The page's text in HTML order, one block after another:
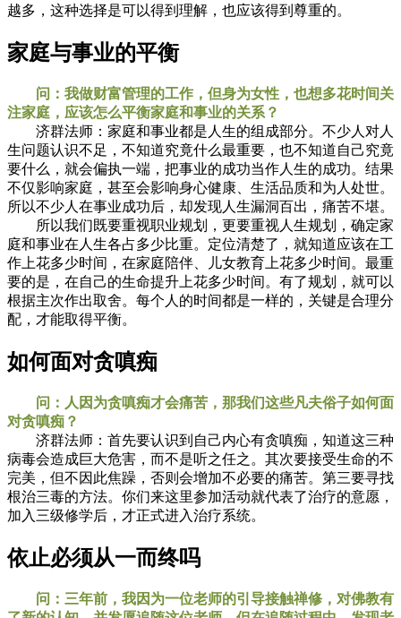
越多，这种选择是可以得到理解，也应该得到尊重的。
家庭与事业的平衡
问：我做财富管理的工作，但身为女性，也想多花时间关
注家庭，应该怎么平衡家庭和事业的关系？
济群法师：家庭和事业都是人生的组成部分。不少人对人
生问题认识不足，不知道究竟什么最重要，也不知道自己究竟
要什么，就会偏执一端，把事业的成功当作人生的成功。结果
不仅影响家庭，甚至会影响身心健康、生活品质和为人处世。
所以不少人在事业成功后，却发现人生漏洞百出，痛苦不堪。
所以我们既要重视职业规划，更要重视人生规划，确定家
庭和事业在人生各占多少比重。定位清楚了，就知道应该在工
作上花多少时间，在家庭陪伴、儿女教育上花多少时间。最重
要的是，在自己的生命提升上花多少时间。有了规划，就可以
根据主次作出取舍。每个人的时间都是一样的，关键是合理分
配，才能取得平衡。
如何面对贪嗔痴
问：人因为贪嗔痴才会痛苦，那我们这些凡夫俗子如何面
对贪嗔痴？
济群法师：首先要认识到自己内心有贪嗔痴，知道这三种
病毒会造成巨大危害，而不是听之任之。其次要接受生命的不
完美，但不因此焦躁，否则会增加不必要的痛苦。第三要寻找
根治三毒的方法。你们来这里参加活动就代表了治疗的意愿，
加入三级修学后，才正式进入治疗系统。
依止必须从一而终吗
问：三年前，我因为一位老师的引导接触禅修，对佛教有